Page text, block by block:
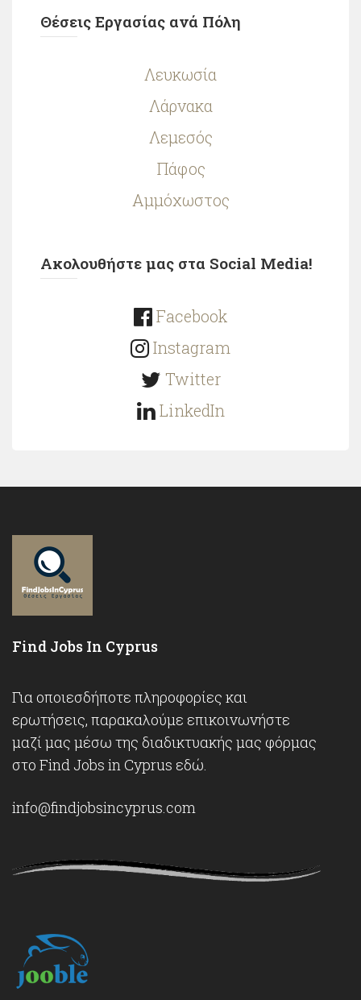
Θέσεις Εργασίας ανά Πόλη
Λευκωσία
Λάρνακα
Λεμεσός
Πάφος
Αμμόχωστος
Ακολουθήστε μας στα Social Media!
Facebook
Instagram
Twitter
LinkedIn
Find Jobs In Cyprus
Για οποιεσδήποτε πληροφορίες και
ερωτήσεις, παρακαλούμε επικοινωνήστε
μαζί μας μέσω της διαδικτυακής μας φόρμας
στο Find Jobs in Cyprus εδώ.
info@findjobsincyprus.com